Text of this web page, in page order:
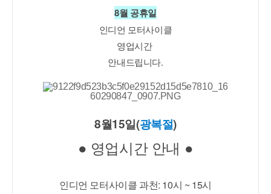
8월 공휴일
인디언 모터사이클
영업시간
안내드립니다.
8월15일(광복절)
● 영업시간 안내 ●
인디언 모터사이클 과천: 10시 ~ 15시